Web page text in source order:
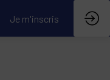
Je m'inscris